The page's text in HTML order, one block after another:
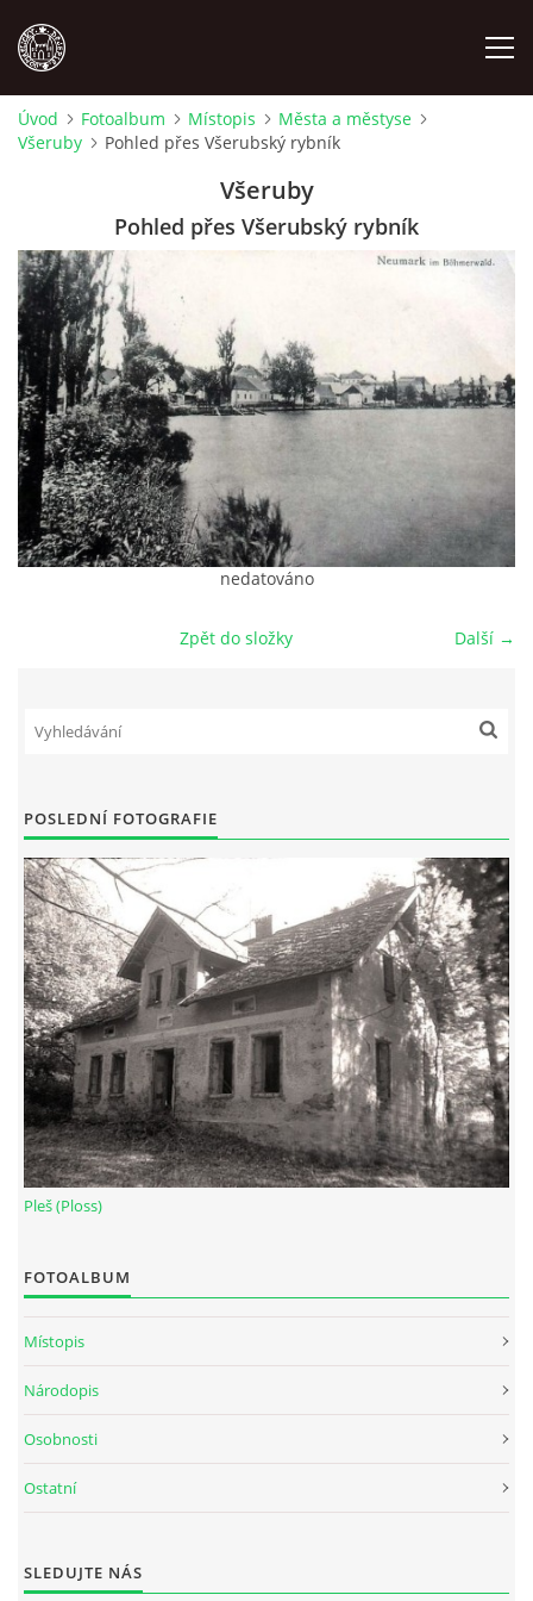
MÍSTOPIS
NÁRODOPIS
OSOBNOSTI
OSTATNÍ
ODKAZY
O NÁS
DŮL NA SLÍDU (NA KOLE)
--------------------------------------------------------------
Tento projekt je realizován za finanční podpory
města Domažlice.
© 2026 eStránky.cz |Aktualizováno: 17. 7. 2026|Nahoru ↑
Úvod Fotoalbum Místopis
Města a městyse
Všeruby
Pohled přes Všerubský rybník
Všeruby
Pohled přes Všerubský rybník
nedatováno
Další →
Zpět do složky
POSLEDNÍ FOTOGRAFIE
Pleš (Ploss)
FOTOALBUM
Místopis
Národopis
Osobnosti
Ostatní
SLEDUJTE NÁS